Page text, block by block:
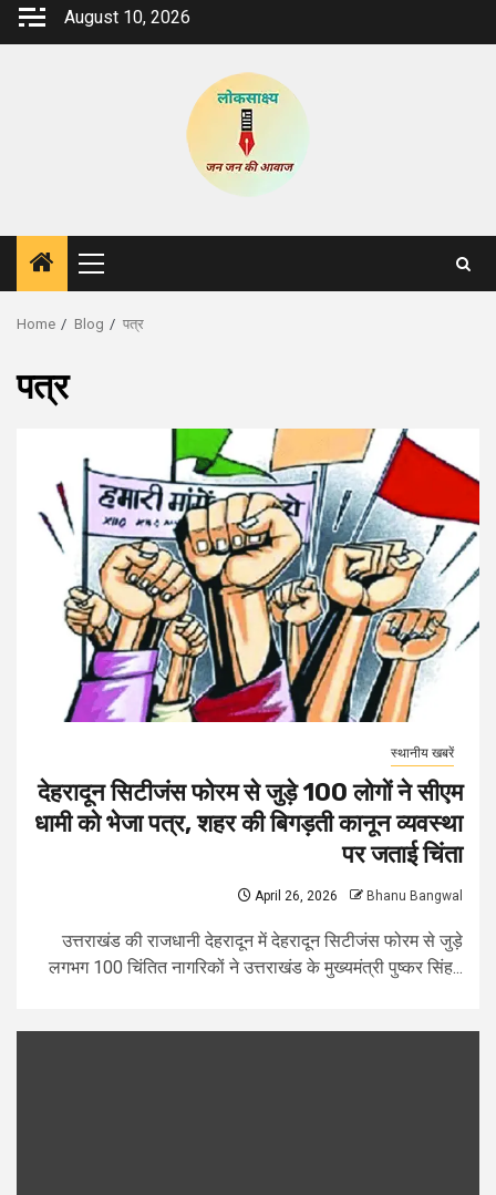
Skip
August 10, 2026
Primary
Menu
Home Blog पत्र
पत्र
स्थानीय खबरें
देहरादून सिटीजंस फोरम से जुड़े 100 लोगों ने सीएम
धामी को भेजा पत्र, शहर की बिगड़ती कानून व्यवस्था
पर जताई चिंता
April 26, 2026 Bhanu Bangwal
उत्तराखंड की राजधानी देहरादून में देहरादून सिटीजंस फोरम से जुड़े
लगभग 100 चिंतित नागरिकों ने उत्तराखंड के मुख्यमंत्री पुष्कर सिंह...